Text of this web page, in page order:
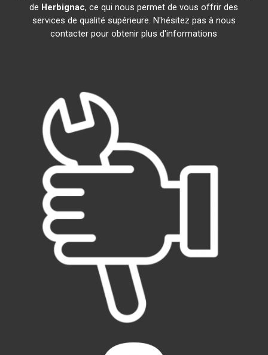
de Herbignac, ce qui nous permet de vous offrir des
services de qualité supérieure. N'hésitez pas à nous
contacter pour obtenir plus d'informations